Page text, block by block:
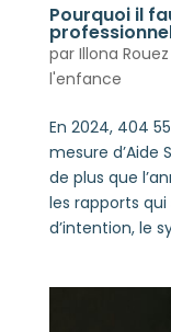
Pourquoi il
par Illona Rouez
l'enfance
En 2024, 404
mesure d’Aide
de plus que
les rapports
d’intention, le